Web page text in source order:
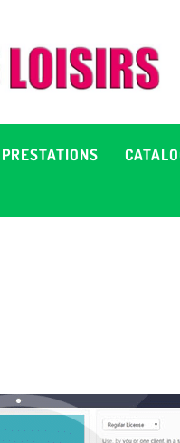
JEUX À
PRESTATIONS
CONTACT